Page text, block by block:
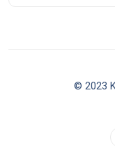
© 2023